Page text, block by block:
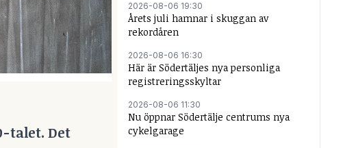
talet. Det
2026-08-06 19:30
Årets juli hamnar i skuggan av
rekordåren
2026-08-06 16:30
Här är Södertäljes nya personliga
registreringsskyltar
2026-08-06 11:30
Nu öppnar Södertälje centrums nya
cykelgarage